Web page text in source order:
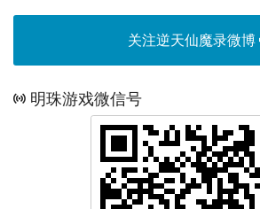
关注逆天仙魔录微博
明珠游戏微信号